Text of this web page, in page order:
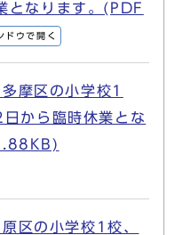
となります。(PDF
ドウで開く
摩区の小学校1
から臨時休業とな
区の小学校1校、